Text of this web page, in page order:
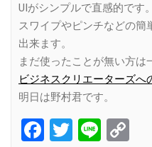
UIがシンプルで直感的です。
スワイプやピンチなどの簡
出来ます。
まだ使ったことが無い方は
ビジネスクリエーターズへ
明日は野村君です。
Facebook
Twitter
Line